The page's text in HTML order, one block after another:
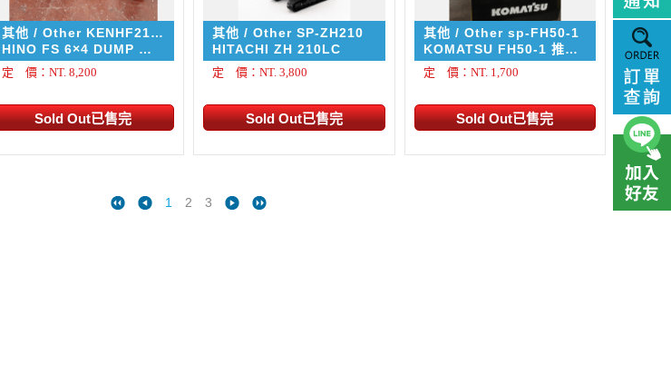
其他 / Other KENHF212-
W
HINO FS 6×4 DUMP 日
規頃卸卡車
定 價：NT. 8,200
其他 / Other SP-ZH210
HITACHI ZH 210LC
定 價：NT. 3,800
其他 / Other sp-FH50-1
KOMATSU FH50-1 推高
機
定 價：NT. 1,700
1 2 3